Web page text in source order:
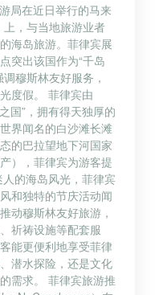
局在近日举行的马来
，与当地旅游业者
海岛旅游。菲律宾展
突出该国作为“千岛
穆斯林友好服务，
度假。 菲律宾由
国”，拥有得天独厚的
界闻名的白沙滩长滩
的巴拉望地下河国家
），菲律宾为游客提
的海岛风光，菲律宾
和独特的节庆活动闻
动穆斯林友好旅游，
祈祷设施等配套服
能更便利地享受菲律
潜水探险，还是文化
需求。 菲律宾旅游推